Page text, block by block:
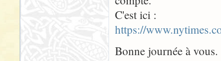
C'est ici :
https://
Bonne journée à vous.